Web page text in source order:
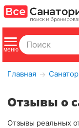
Главная →
Отзывы о
Отзывы реальных